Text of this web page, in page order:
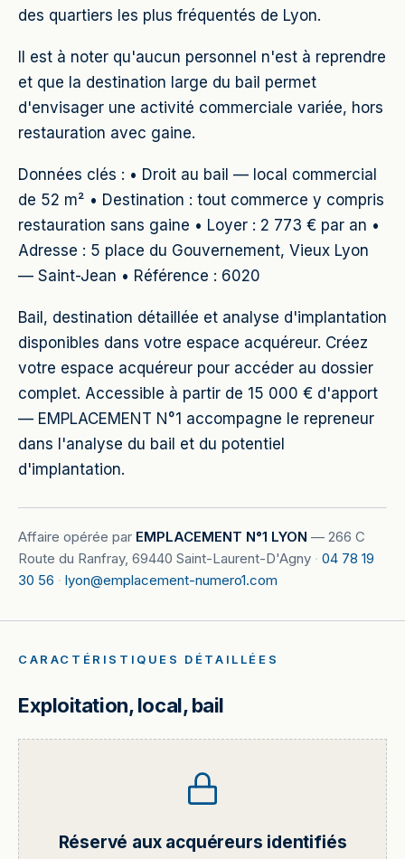
des quartiers les plus fréquentés de Lyon.
Il est à noter qu'aucun personnel n'est à reprendre
et que la destination large du bail permet
d'envisager une activité commerciale variée, hors
restauration avec gaine.
Données clés : • Droit au bail — local commercial
de 52 m² • Destination : tout commerce y compris
restauration sans gaine • Loyer : 2 773 € par an •
Adresse : 5 place du Gouvernement, Vieux Lyon
— Saint-Jean • Référence : 6020
Bail, destination détaillée et analyse d'implantation
disponibles dans votre espace acquéreur. Créez
votre espace acquéreur pour accéder au dossier
complet. Accessible à partir de 15 000 € d'apport
— EMPLACEMENT N°1 accompagne le repreneur
dans l'analyse du bail et du potentiel
d'implantation.
Affaire opérée par EMPLACEMENT N°1 LYON — 266 C
Route du Ranfray, 69440 Saint-Laurent-D'Agny · 04 78 19
30 56 · lyon@emplacement-numero1.com
CARACTÉRISTIQUES DÉTAILLÉES
Exploitation, local, bail
Réservé aux acquéreurs identifiés